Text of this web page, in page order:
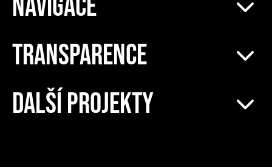
TRANSPARENCE
DALŠÍ PROJEKTY